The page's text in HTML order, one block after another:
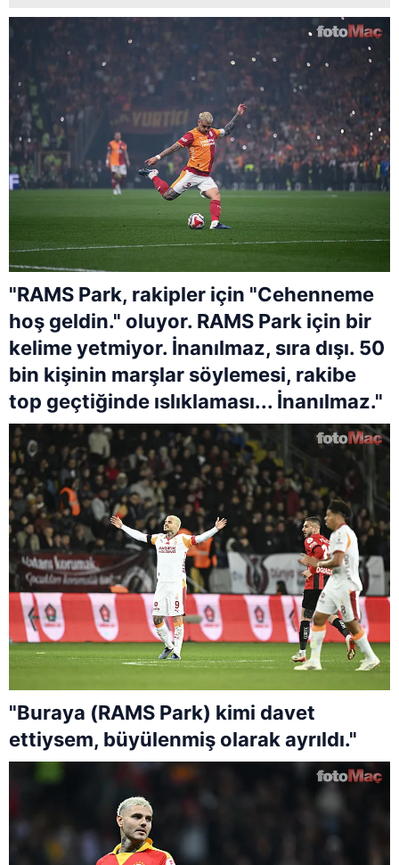
"RAMS Park, rakipler için "Cehenneme
hoş geldin." oluyor. RAMS Park için bir
kelime yetmiyor. İnanılmaz, sıra dışı. 50
bin kişinin marşlar söylemesi, rakibe
top geçtiğinde ıslıklaması... İnanılmaz."
"Buraya (RAMS Park) kimi davet
ettiysem, büyülenmiş olarak ayrıldı."